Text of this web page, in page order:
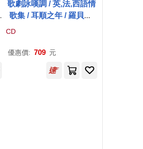
歌劇詠嘆調 / 英,法,西語情
歌集 / 耳順之年 / 羅貝托.
阿
na, Morphing Chamber
CD
優惠價: 709 元